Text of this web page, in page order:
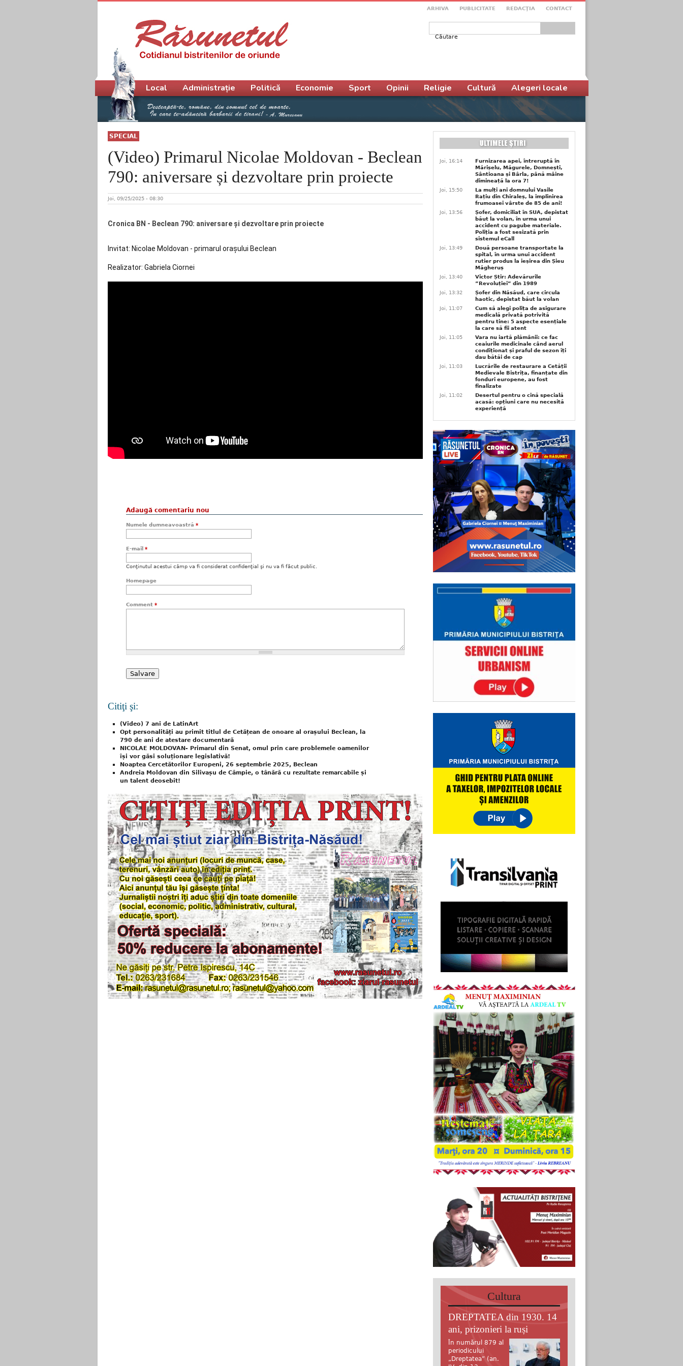
ARHIVA PUBLICITATE REDACŢIA CONTACT
Formular de căutare
SPECIAL
(Video) Primarul Nicolae Moldovan - Beclean
790: aniversare și dezvoltare prin proiecte
Joi, 09/25/2025 - 08:30
Cronica BN - Beclean 790: aniversare și dezvoltare prin proiecte
Invitat: Nicolae Moldovan - primarul oraşului Beclean
Realizator: Gabriela Ciornei
Adaugă comentariu nou
Numele dumneavoastră *
E-mail *
Conţinutul acestui câmp va fi considerat confidenţial şi nu va fi făcut public.
Homepage
Comment *
Citiţi şi:
(Video) 7 ani de LatinArt
Opt personalități au primit titlul de Cetățean de onoare al orașului Beclean, la
790 de ani de atestare documentară
NICOLAE MOLDOVAN- Primarul din Senat, omul prin care problemele oamenilor
își vor găsi soluționare legislativă!
Noaptea Cercetătorilor Europeni, 26 septembrie 2025, Beclean
Andreia Moldovan din Silivașu de Câmpie, o tânără cu rezultate remarcabile și
un talent deosebit!
Meniu principal
Local Administrație Politică Economie Sport Opinii Religie Cultură Alegeri locale
Joi, 16:14
Furnizarea apei, întreruptă în
Mărișelu, Măgurele, Domnești,
Sântioana și Bârla, până mâine
dimineață la ora 7!
Joi, 15:50
La mulți ani domnului Vasile
Rațiu din Chiraleș, la împlinirea
frumoasei vârste de 85 de ani!
Joi, 13:56
Șofer, domiciliat în SUA, depistat
băut la volan, în urma unui
accident cu pagube materiale.
Poliția a fost sesizată prin
sistemul eCall
Joi, 13:49
Două persoane transportate la
spital, în urma unui accident
rutier produs la ieșirea din Șieu
Măgheruș
Joi, 13:40
Victor Știr: Adevărurile
”Revoluției” din 1989
Joi, 13:32
Șofer din Năsăud, care circula
haotic, depistat băut la volan
Joi, 11:07
Cum să alegi polița de asigurare
medicală privată potrivită
pentru tine: 5 aspecte esențiale
la care să fii atent
Joi, 11:05
Vara nu iartă plămânii: ce fac
ceaiurile medicinale când aerul
condiționat și praful de sezon îți
dau bătăi de cap
Joi, 11:03
Lucrările de restaurare a Cetății
Medievale Bistrița, finanțate din
fonduri europene, au fost
finalizate
Joi, 11:02
Desertul pentru o cină specială
acasă: opțiuni care nu necesită
experiență
Cultura
DREPTATEA din 1930. 14
ani, prizonieri la ruși
În numărul 879 al
periodicului
„Dreptatea” (an.